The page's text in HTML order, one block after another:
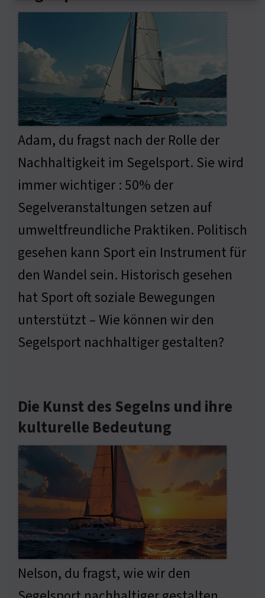
Adam, du fragst nach der Rolle der
Nachhaltigkeit im Segelsport. Sie wird
immer wichtiger : 50% der
Segelveranstaltungen setzen auf
umweltfreundliche Praktiken. Politisch
gesehen kann Sport ein Instrument für
den Wandel sein. Historisch gesehen
hat Sport oft soziale Bewegungen
unterstützt – Wie können wir den
Segelsport nachhaltiger gestalten?
Die Kunst des Segelns und ihre
kulturelle Bedeutung
Nelson, du fragst, wie wir den